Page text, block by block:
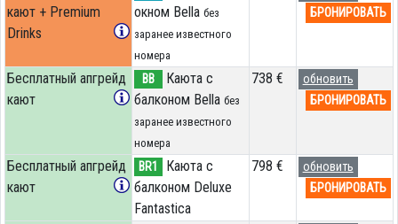
кают + Premium
Drinks
окном Bella без
заранее известного
номера
БРОНИРОВАТЬ
Бесплатный апгрейд
кают
BB
Каюта с
балконом Bella без
заранее известного
номера
738 €
обновить
БРОНИРОВАТЬ
Бесплатный апгрейд
кают
BR1
Каюта с
балконом Deluxe
Fantastica
798 €
обновить
БРОНИРОВАТЬ